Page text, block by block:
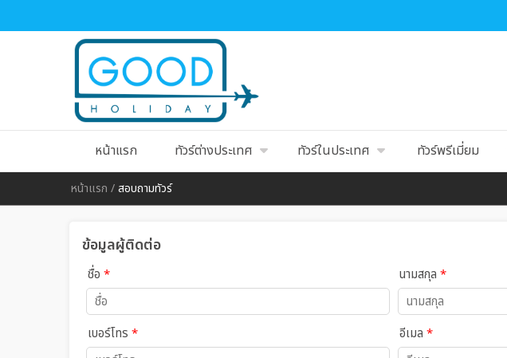
หน้าแรก ทัวร์ต่างประเทศ ทัวร์ในประเทศ ทัวร์พรีเมี่ยม
หน้าแรก /สอบถามทัวร์
ข้อมูลผู้ติดต่อ
ชื่อ * นามสกุล *
เบอร์โทร * อีเมล *